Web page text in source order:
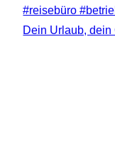
Dein Urlaub,